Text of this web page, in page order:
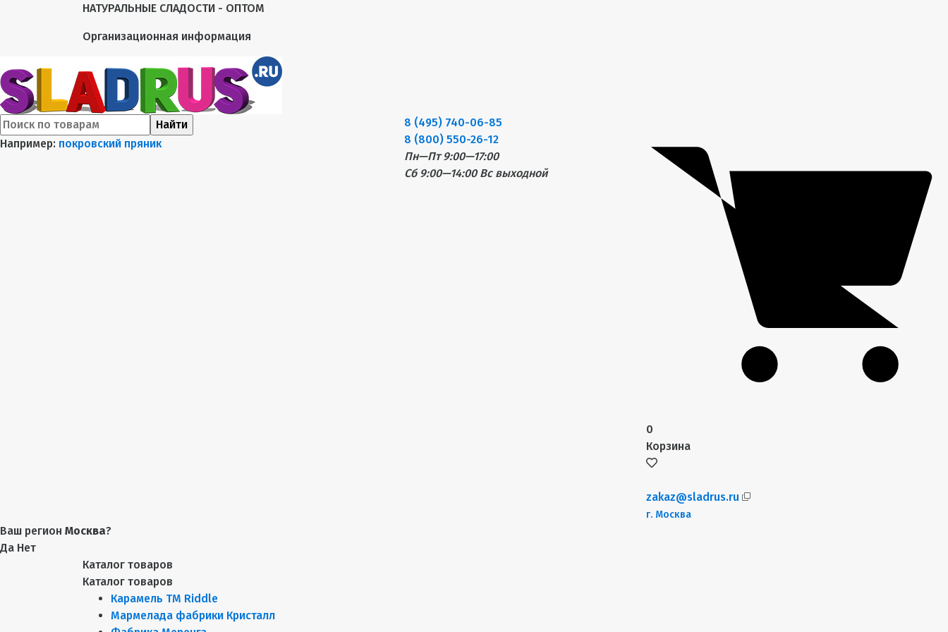
НАТУРАЛЬНЫЕ СЛАДОСТИ - ОПТОМ
Организационная информация
Найти
Например: покровский пряник
8 (495) 740-06-85
8 (800) 550-26-12
Пн—Пт 9:00—17:00
Сб 9:00—14:00 Вс выходной
0
Корзина
zakaz@sladrus.ru
г. Москва
Ваш регион Москва?
Да Нет
Каталог товаров
Каталог товаров
Карамель ТМ Riddle
Мармелада фабрики Кристалл